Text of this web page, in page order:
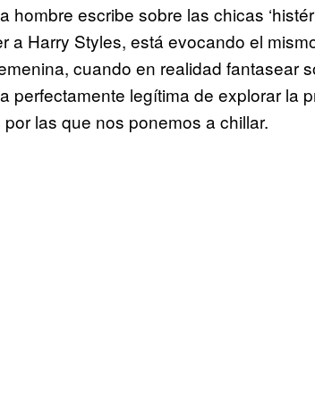
hombre escribe sobre las chicas
a Harry Styles, está evocando el
cuando en realidad fantasear
perfectamente legítima de explorar la
las que nos ponemos a chillar.